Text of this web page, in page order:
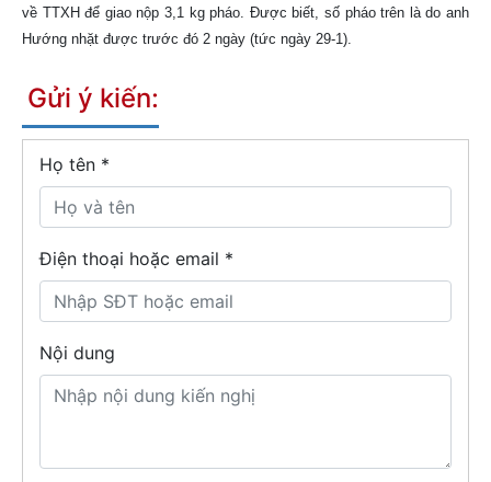
về TTXH để giao nộp 3,1 kg pháo. Được biết, số pháo trên là do anh
Hướng nhặt được trước đó 2 ngày (tức ngày 29-1).
Gửi ý kiến:
Họ tên *
Điện thoại hoặc email *
Nội dung